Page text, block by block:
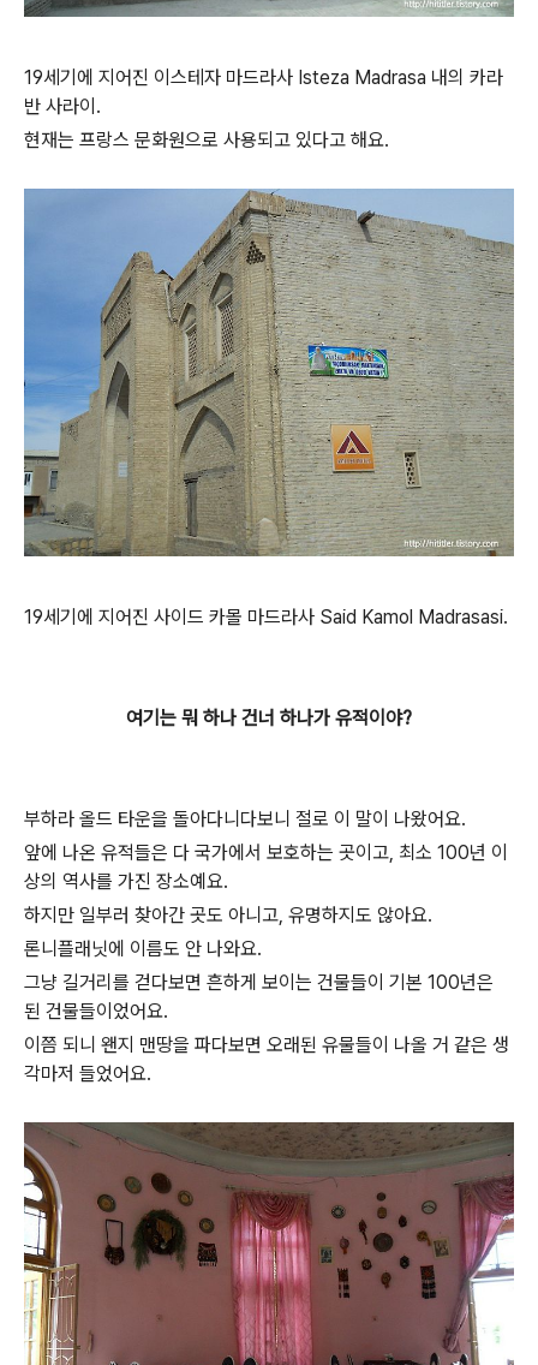
19세기에 지어진 이스테자 마드라사 Isteza Madrasa 내의 카라
반 사라이.
현재는 프랑스 문화원으로 사용되고 있다고 해요.
19세기에 지어진 사이드 카몰 마드라사 Said Kamol Madrasasi.
여기는 뭐 하나 건너 하나가 유적이야?
부하라 올드 타운을 돌아다니다보니 절로 이 말이 나왔어요.
앞에 나온 유적들은 다 국가에서 보호하는 곳이고, 최소 100년 이
상의 역사를 가진 장소예요.
하지만 일부러 찾아간 곳도 아니고, 유명하지도 않아요.
론니플래닛에 이름도 안 나와요.
그냥 길거리를 걷다보면 흔하게 보이는 건물들이 기본 100년은
된 건물들이었어요.
이쯤 되니 왠지 맨땅을 파다보면 오래된 유물들이 나올 거 같은 생
각마저 들었어요.